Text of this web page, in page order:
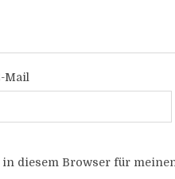
Mail
in diesem Browser für